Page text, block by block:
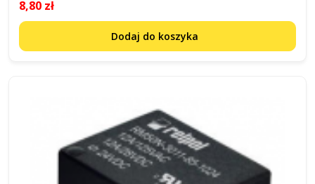
8,80 zł
Dodaj do koszyka